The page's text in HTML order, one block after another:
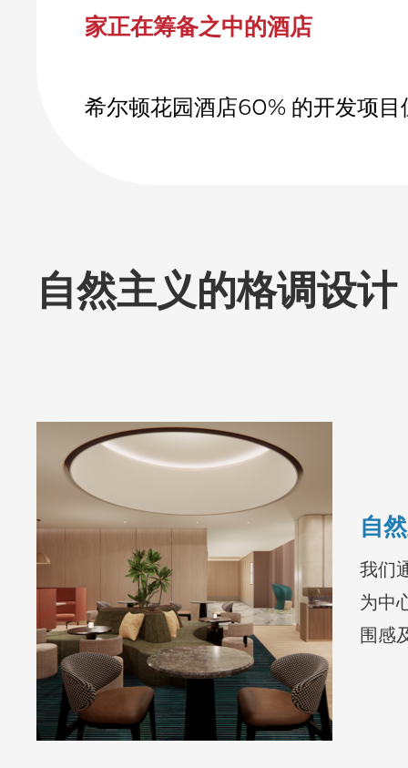
家正在筹备之中的酒店
希尔顿花园酒店60% 的开发项
自然主义的格调设计
自
我们
为中
围感